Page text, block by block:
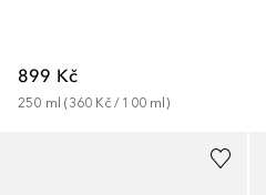
899 Kč
250 ml (360 Kč / 100 ml)